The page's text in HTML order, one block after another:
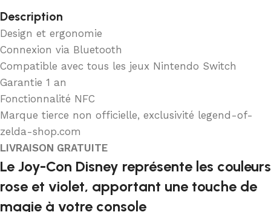
Description
Design et ergonomie
Connexion via Bluetooth
Compatible avec tous les jeux Nintendo Switch
Garantie 1 an
Fonctionnalité NFC
Marque tierce non officielle, exclusivité legend-of-
zelda-shop.com
LIVRAISON GRATUITE
Le Joy-Con Disney représente les couleurs
rose et violet, apportant une touche de
magie à votre console